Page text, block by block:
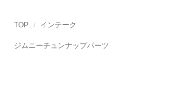
TOP インテーク
ジムニーチュンナップパーツ